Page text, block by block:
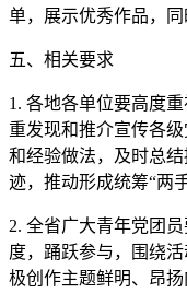
单，展示优秀作品，同
五、相关要求
1. 各地各单位要高度
重发现和推介宣传各
和经验做法，及时总
迹，推动形成统筹“两
2. 全省广大青年党团
度，踊跃参与，围绕
极创作主题鲜明、昂